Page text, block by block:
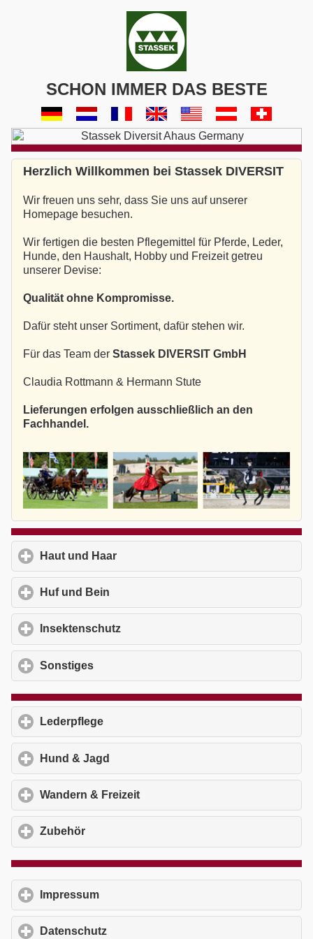
SCHON IMMER DAS BESTE
Herzlich Willkommen bei Stassek DIVERSIT
Wir freuen uns sehr, dass Sie uns auf unserer
Homepage besuchen.
Wir fertigen die besten Pflegemittel für Pferde, Leder,
Hunde, den Haushalt, Hobby und Freizeit getreu
unserer Devise:
Qualität ohne Kompromisse.
Dafür steht unser Sortiment, dafür stehen wir.
Für das Team der Stassek DIVERSIT GmbH
Claudia Rottmann & Hermann Stute
Lieferungen erfolgen ausschließlich an den
Fachhandel.
Haut und Haar
Huf und Bein
Insektenschutz
Sonstiges
Lederpflege
Hund & Jagd
Wandern & Freizeit
Zubehör
Impressum
Datenschutz